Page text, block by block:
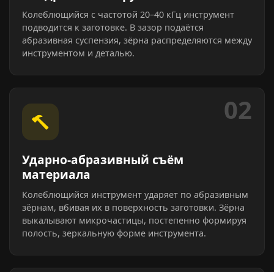
Колеблющийся с частотой 20–40 кГц инструмент
подводится к заготовке. В зазор подаётся
абразивная суспензия, зёрна распределяются между
инструментом и деталью.
02
Ударно-абразивный съём
материала
Колеблющийся инструмент ударяет по абразивным
зёрнам, вбивая их в поверхность заготовки. Зёрна
выкалывают микрочастицы, постепенно формируя
полость, зеркальную форме инструмента.